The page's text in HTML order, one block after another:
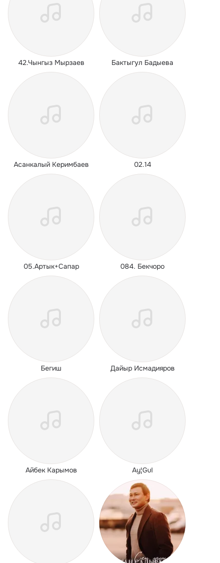
42.Чынгыз Мырзаев Бактыгул Бадыева
Асанкалый Керимбаев 02.14
05.Артык+Сапар 084. Бекчоро
Бегиш Дайыр Исмадияров
Айбек Карымов Ay¦Gul